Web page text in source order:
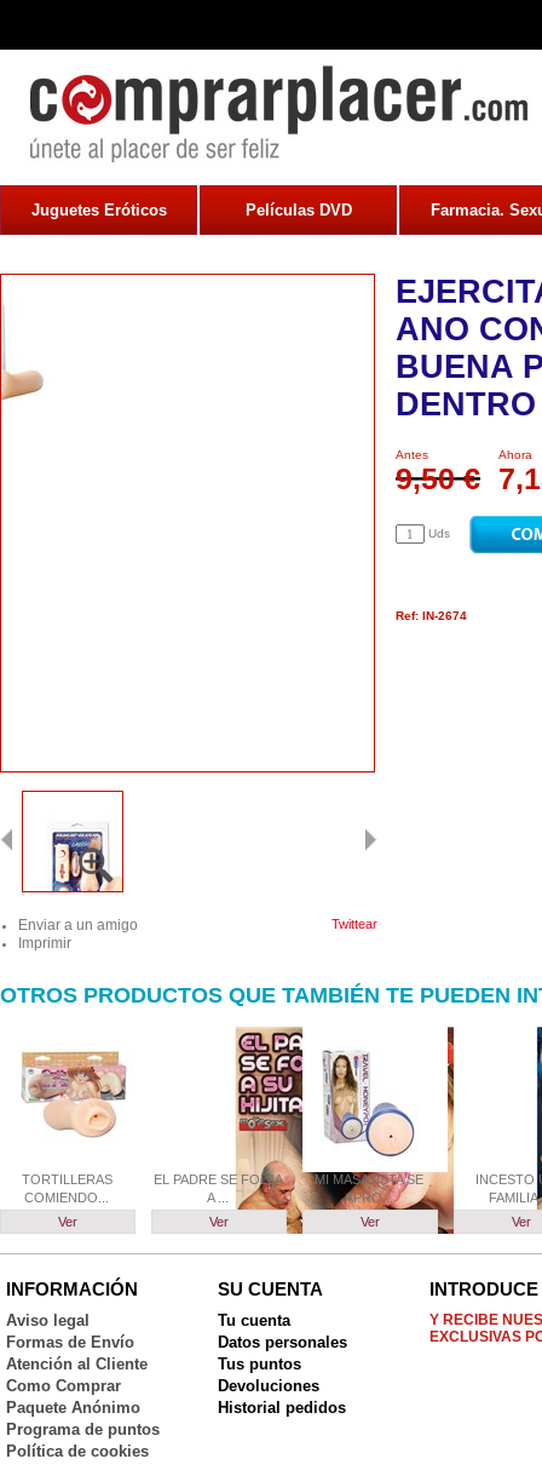
Juguetes Eróticos Películas DVD Farmacia.
Enviar a un amigo
Imprimir
Twittear
ANO
BUENA
DENTRO
Antes
9,50 €
Ahora
Uds
Ref: IN-2674
OTROS PRODUCTOS QUE TAMBIÉN TE PUEDEN
TORTILLERAS
COMIENDO...
Ver
EL PADRE SE FOLLA
A ...
Ver
MI MASAJISTA SE
APRO...
Ver
INCESTO
FAMILIA
Ver
INFORMACIÓN
Aviso legal
Formas de Envío
Atención al Cliente
Como Comprar
Paquete Anónimo
Programa de puntos
Política de cookies
SU CUENTA
Tu cuenta
Datos personales
Tus puntos
Devoluciones
Historial pedidos
Y RECIBE
EXCLUSIVAS